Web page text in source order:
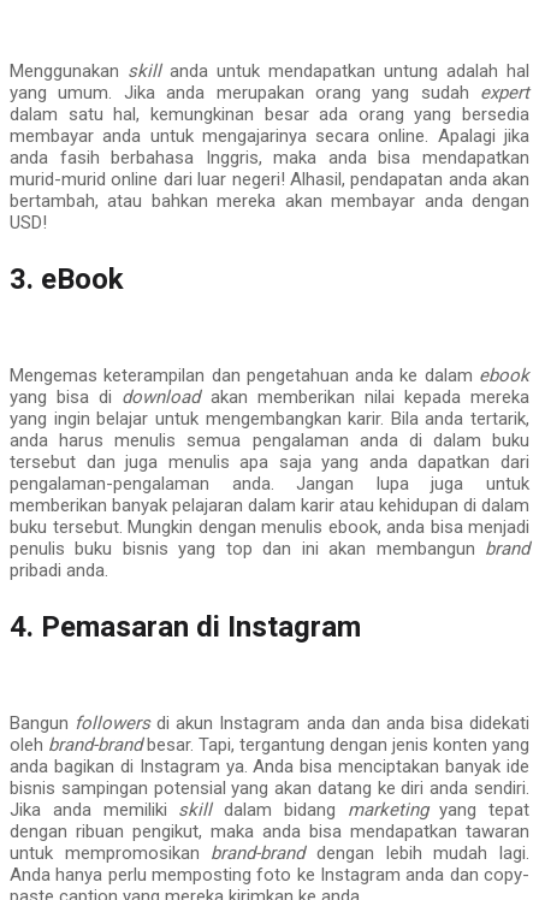
Menggunakan skillanda untuk mendapatkan untung adalah hal
yang umum. Jika anda merupakan orang yang sudah expert
dalam satu hal, kemungkinan besar ada orang yang bersedia
membayar anda untuk mengajarinya secara online. Apalagi jika
anda fasih berbahasa Inggris, maka anda bisa mendapatkan
murid-murid online dari luar negeri! Alhasil, pendapatan anda akan
bertambah, atau bahkan mereka akan membayar anda dengan
USD!
3. eBook
Mengemas keterampilan dan pengetahuan anda ke dalam ebook
yang bisa di downloadakan memberikan nilai kepada mereka
yang ingin belajar untuk mengembangkan karir. Bila anda tertarik,
anda harus menulis semua pengalaman anda di dalam buku
tersebut dan juga menulis apa saja yang anda dapatkan dari
pengalaman-pengalaman anda. Jangan lupa juga untuk
memberikan banyak pelajaran dalam karir atau kehidupan di dalam
buku tersebut. Mungkin dengan menulis ebook, anda bisa menjadi
penulis buku bisnis yang top dan ini akan membangun brand
pribadi anda.
4. Pemasaran di Instagram
Bangun followersdi akun Instagram anda dan anda bisa didekati
oleh brand-brandbesar. Tapi, tergantung dengan jenis konten yang
anda bagikan di Instagram ya. Anda bisa menciptakan banyak ide
bisnis sampingan potensial yang akan datang ke diri anda sendiri.
Jika anda memiliki skilldalam bidang marketingyang tepat
dengan ribuan pengikut, maka anda bisa mendapatkan tawaran
untuk mempromosikan brand-branddengan lebih mudah lagi.
Anda hanya perlu memposting foto ke Instagram anda dan copy-